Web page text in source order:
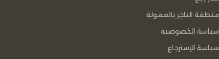
منطقة التاجر بالعمولة
سياسة الخصوصية
سياسة الإسترجاع